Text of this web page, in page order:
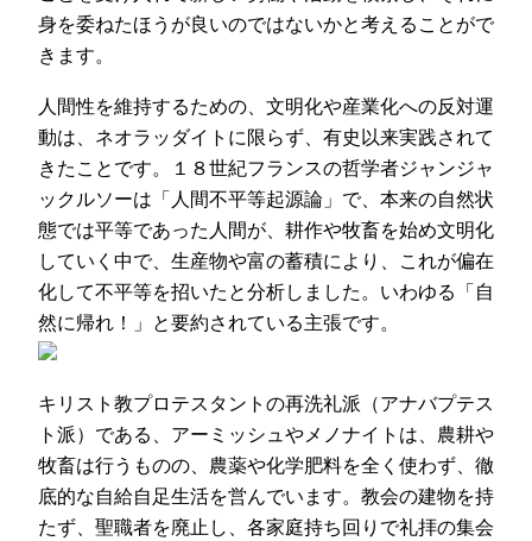
身を委ねたほうが良いのではないかと考えることがで
きます。
人間性を維持するための、文明化や産業化への反対運
動は、ネオラッダイトに限らず、有史以来実践されて
きたことです。１８世紀フランスの哲学者ジャンジャ
ックルソーは「人間不平等起源論」で、本来の自然状
態では平等であった人間が、耕作や牧畜を始め文明化
していく中で、生産物や富の蓄積により、これが偏在
化して不平等を招いたと分析しました。いわゆる「自
然に帰れ！」と要約されている主張です。
キリスト教プロテスタントの再洗礼派（アナバプテス
ト派）である、アーミッシュやメノナイトは、農耕や
牧畜は行うものの、農薬や化学肥料を全く使わず、徹
底的な自給自足生活を営んでいます。教会の建物を持
たず、聖職者を廃止し、各家庭持ち回りで礼拝の集会